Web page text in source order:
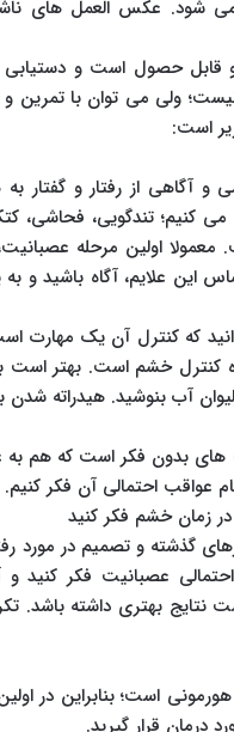
شود. عکس العمل های
حصول است و دستیابی
ولی می توان با تمرین
است:
و آگاهی از رفتار و گفتار
کنیم؛ تندگویی، فحاشی،
معمولا اولین مرحله
علایم، آگاه باشید و به
که کنترل آن یک مهارت
کنترل خشم است. بهتر
های بدون فکر است که هم
عواقب احتمالی آن فکر کنیم.
زمان خشم فکر کنید
گذشته و تصمیم در مورد
عصبانیت فکر کنید
نتایج بهتری داشته باشد.
است؛ بنابراین در
درمان قرار گیرید.